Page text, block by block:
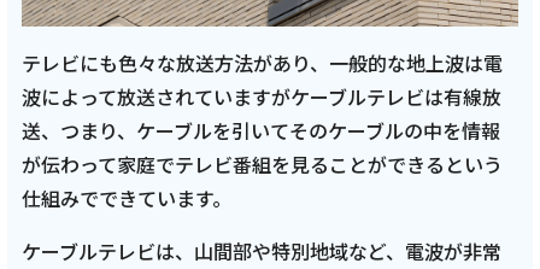
テレビにも色々な放送方法があり、一般的な地上波は電
波によって放送されていますがケーブルテレビは有線放
送、つまり、ケーブルを引いてそのケーブルの中を情報
が伝わって家庭でテレビ番組を見ることができるという
仕組みでできています。
ケーブルテレビは、山間部や特別地域など、電波が非常